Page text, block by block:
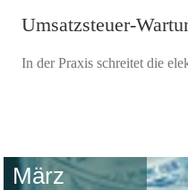
Umsatzsteuer-
In der Praxis schreitet die
März